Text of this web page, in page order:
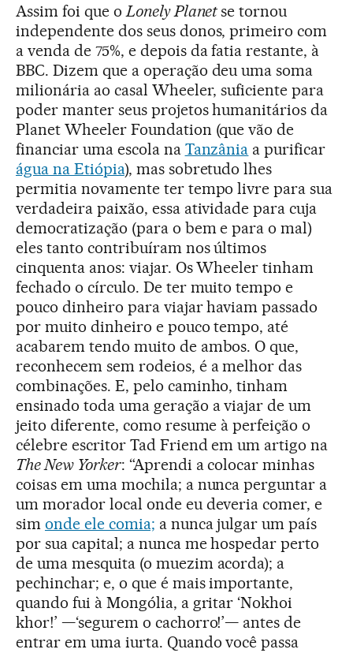
Assim foi que o Lonely Planetse tornou
independente dos seus donos, primeiro com
a venda de 75%, e depois da fatia restante, à
BBC. Dizem que a operação deu uma soma
milionária ao casal Wheeler, suficiente para
poder manter seus projetos humanitários da
Planet Wheeler Foundation (que vão de
financiar uma escola na Tanzânia a purificar
água na Etiópia), mas sobretudo lhes
permitia novamente ter tempo livre para sua
verdadeira paixão, essa atividade para cuja
democratização (para o bem e para o mal)
eles tanto contribuíram nos últimos
cinquenta anos: viajar. Os Wheeler tinham
fechado o círculo. De ter muito tempo e
pouco dinheiro para viajar haviam passado
por muito dinheiro e pouco tempo, até
acabarem tendo muito de ambos. O que,
reconhecem sem rodeios, é a melhor das
combinações. E, pelo caminho, tinham
ensinado toda uma geração a viajar de um
jeito diferente, como resume à perfeição o
célebre escritor Tad Friend em um artigo na
The New Yorker: “Aprendi a colocar minhas
coisas em uma mochila; a nunca perguntar a
um morador local onde eu deveria comer, e
sim onde ele comia; a nunca julgar um país
por sua capital; a nunca me hospedar perto
de uma mesquita (o muezim acorda); a
pechinchar; e, o que é mais importante,
quando fui à Mongólia, a gritar ‘Nokhoi
khor!’ —‘segurem o cachorro!’— antes de
entrar em uma iurta. Quando você passa